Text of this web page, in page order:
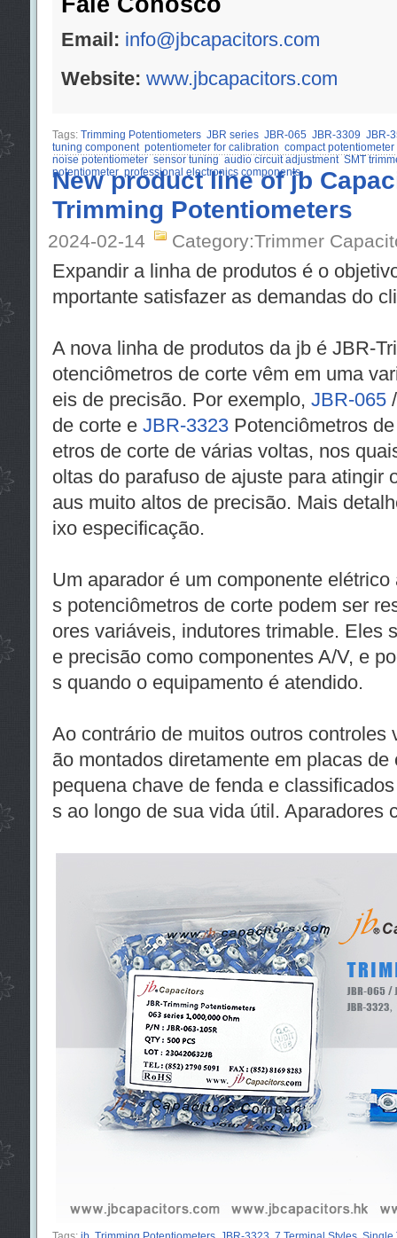
Email: info@jbcapacitors.com
Website: www.jbcapacitors.com
Tags: Trimming Potentiometers JBR series JBR-065 JBR-3309 JBR-
tuning component potentiometer for calibration compact potentiometer
noise potentiometer sensor tuning audio circuit adjustment SMT
potentiometer professional electronics components
New product line of jb
Trimming Potentiometers
2024-02-14 Category:Trimmer
Expandir a linha de produtos é o
mportante satisfazer as demandas do
A nova linha de produtos da jb é JBR-
otenciômetros de corte vêm em uma
eis de precisão. Por exemplo, JBR-065
de corte e JBR-3323Potenciômetros
etros de corte de várias voltas, nos
oltas do parafuso de ajuste para atingir
aus muito altos de precisão. Mais
ixo especificação.
Um aparador é um componente
s potenciômetros de corte podem ser
ores variáveis, indutores trimable. Eles
e precisão como componentes A/V, e
s quando o equipamento é atendido.
Ao contrário de muitos outros controles
ão montados diretamente em placas
pequena chave de fenda e
s ao longo de sua vida útil. Aparadores